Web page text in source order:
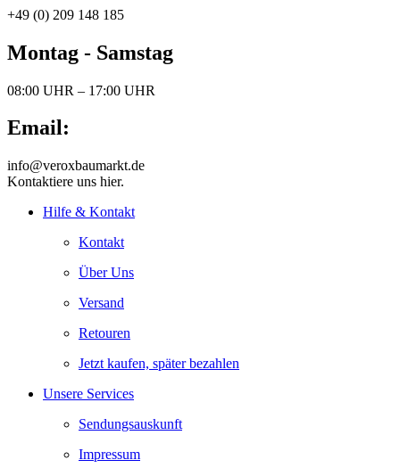
+49 (0) 209 148 185
Montag - Samstag
08:00 UHR – 17:00 UHR
Email:
info@veroxbaumarkt.de
Kontaktiere uns hier.
Hilfe & Kontakt
Kontakt
Über Uns
Versand
Retouren
Jetzt kaufen, später bezahlen
Unsere Services
Sendungsauskunft
Impressum